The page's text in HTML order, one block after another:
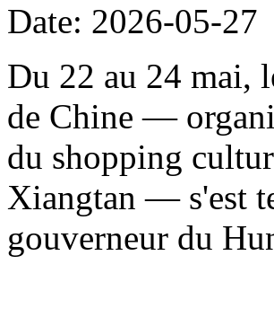
Date: 2026-05-27
Du 22 au 24 mai,
de Chine —
du shopping
Xiangtan — s'est
gouverneur du